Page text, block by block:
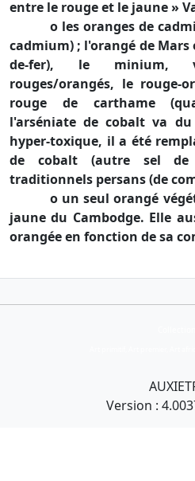
entre le rouge et le jaune »
o les oranges de
cadmium) ; l'orangé de Mars
de-fer), le minium,
rouges/orangés, le rouge-
rouge de carthame
l'arséniate de cobalt va
hyper-toxique, il a été
de cobalt (autre sel de
traditionnels persans (de
o un seul orangé
jaune du Cambodge. Elle
orangée en fonction de sa
Version :